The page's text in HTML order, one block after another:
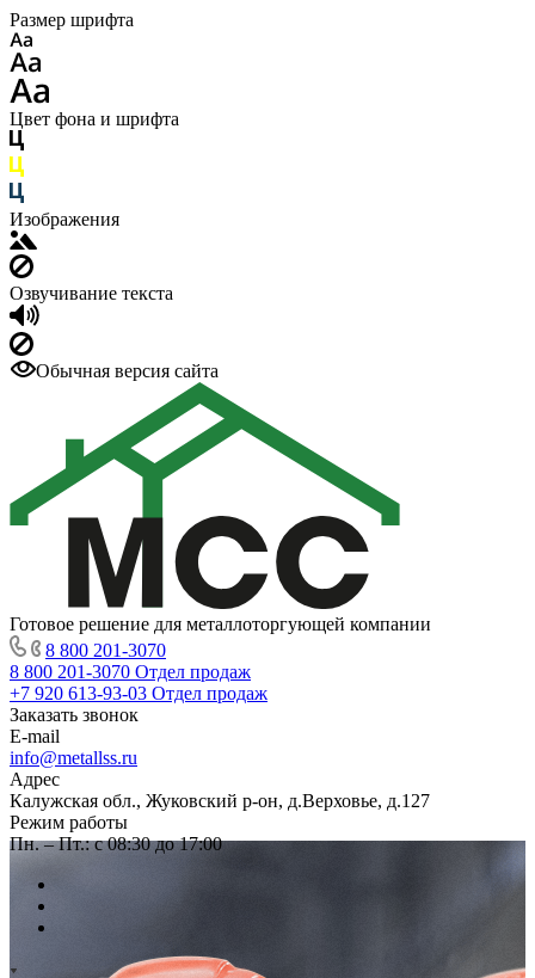
Размер шрифта
Цвет фона и шрифта
Изображения
Озвучивание текста
Обычная версия сайта
Готовое решение для металлоторгующей компании
8 800 201-3070
8 800 201-3070 Отдел продаж
+7 920 613-93-03 Отдел продаж
Заказать звонок
E-mail
info@metallss.ru
Адрес
Калужская обл., Жуковский р-он, д.Верховье, д.127
Режим работы
Пн. – Пт.: с 08:30 до 17:00